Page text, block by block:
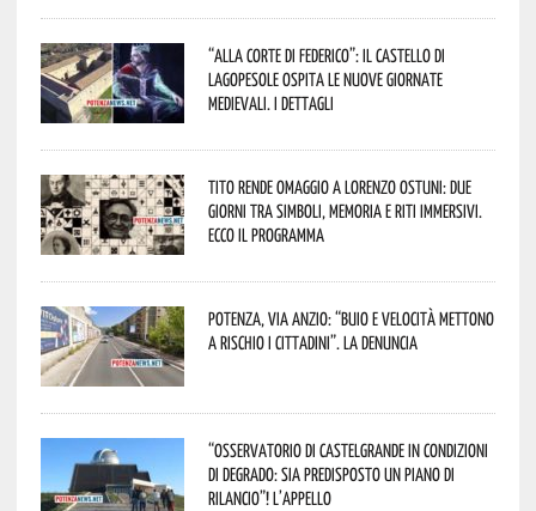
“Alla corte di Federico”: il Castello di
Lagopesole ospita le nuove Giornate
Medievali. I dettagli
Tito rende omaggio a Lorenzo Ostuni: due
giorni tra simboli, memoria e riti immersivi.
Ecco il programma
Potenza, Via Anzio: “Buio e velocità mettono
a rischio i cittadini”. La denuncia
“Osservatorio di Castelgrande in condizioni
di degrado: sia predisposto un piano di
rilancio”! L’appello